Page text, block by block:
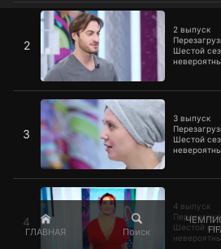
ГЛАВНАЯ Поиск
2
2 выпуск
Шестой
2 выпуск
3
3 выпуск
Шестой
3 выпуск
4
4 выпуск
Шестой
4 выпуск